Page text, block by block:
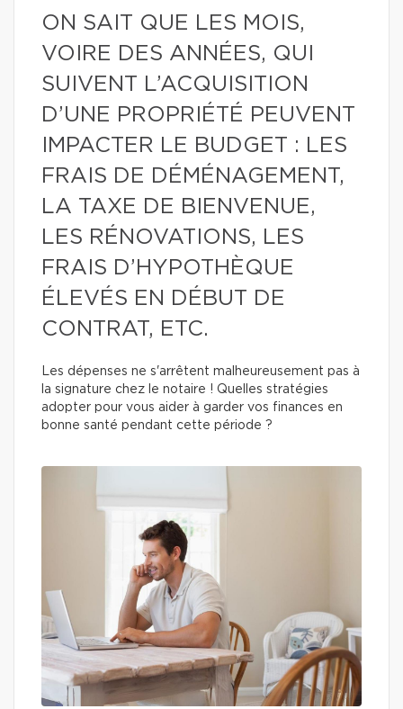
ON SAIT QUE LES MOIS,
VOIRE DES ANNÉES, QUI
SUIVENT L’ACQUISITION
D’UNE PROPRIÉTÉ PEUVENT
IMPACTER LE BUDGET : LES
FRAIS DE DÉMÉNAGEMENT,
LA TAXE DE BIENVENUE,
LES RÉNOVATIONS, LES
FRAIS D’HYPOTHÈQUE
ÉLEVÉS EN DÉBUT DE
CONTRAT, ETC.
Les dépenses ne s'arrêtent malheureusement pas à
la signature chez le notaire ! Quelles stratégies
adopter pour vous aider à garder vos finances en
bonne santé pendant cette période ?